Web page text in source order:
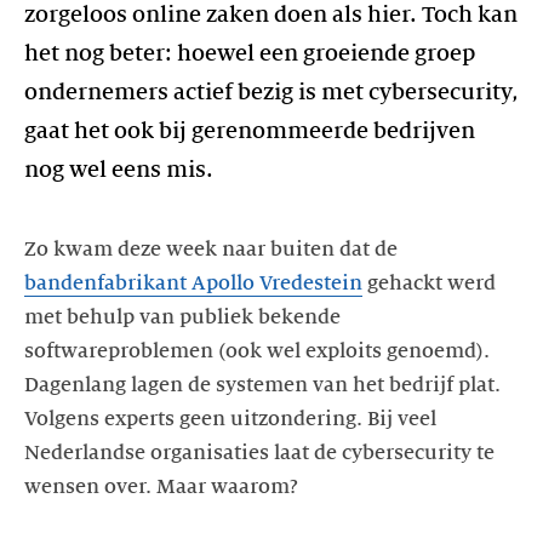
zorgeloos online zaken doen als hier. Toch kan
het nog beter: hoewel een groeiende groep
ondernemers actief bezig is met cybersecurity,
gaat het ook bij gerenommeerde bedrijven
nog wel eens mis.
Zo kwam deze week naar buiten dat de
bandenfabrikant Apollo Vredestein gehackt werd
met behulp van publiek bekende
softwareproblemen (ook wel exploits genoemd).
Dagenlang lagen de systemen van het bedrijf plat.
Volgens experts geen uitzondering. Bij veel
Nederlandse organisaties laat de cybersecurity te
wensen over. Maar waarom?